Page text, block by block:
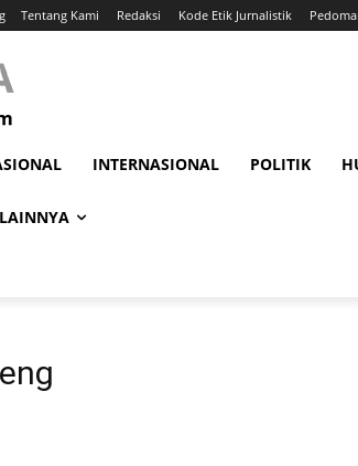
Tentang Kami Redaksi Kode Etik Jurnalistik
INTERNASIONAL POLITIK
LAINNYA